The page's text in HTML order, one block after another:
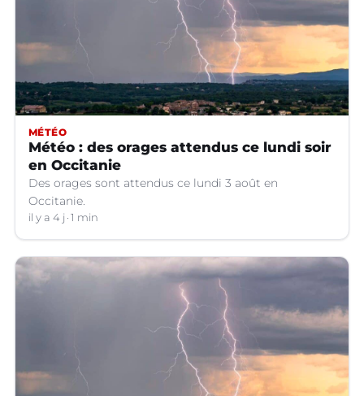
MÉTÉO
Météo : des orages attendus ce lundi soir
en Occitanie
Des orages sont attendus ce lundi 3 août en
Occitanie.
il y a 4 j 1 min